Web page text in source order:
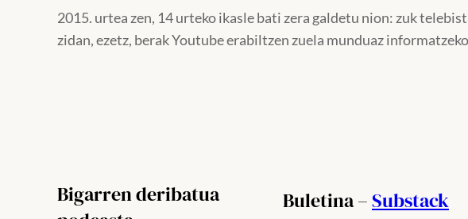
2015. urtea zen, 14 urteko ikasle bati zera galdetu nion: zuk
zidan, ezetz, berak Youtube erabiltzen zuela munduaz
Bigarren deribatua
Buletina –Substack